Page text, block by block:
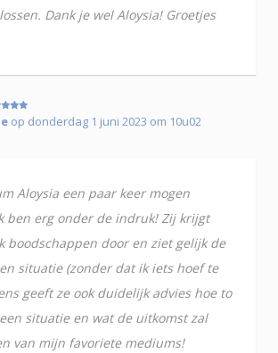
Dank je wel Aloysia! Groetjes
op donderdag 1 juni 2023 om 10u02
Aloysia een paar keer mogen
ben erg onder de indruk! Zij krijgt
boodschappen door en ziet gelijk de
situatie (zonder dat ik iets hoef te
geeft ze ook duidelijk advies hoe to
situatie en wat de uitkomst zal
van mijn favoriete mediums!